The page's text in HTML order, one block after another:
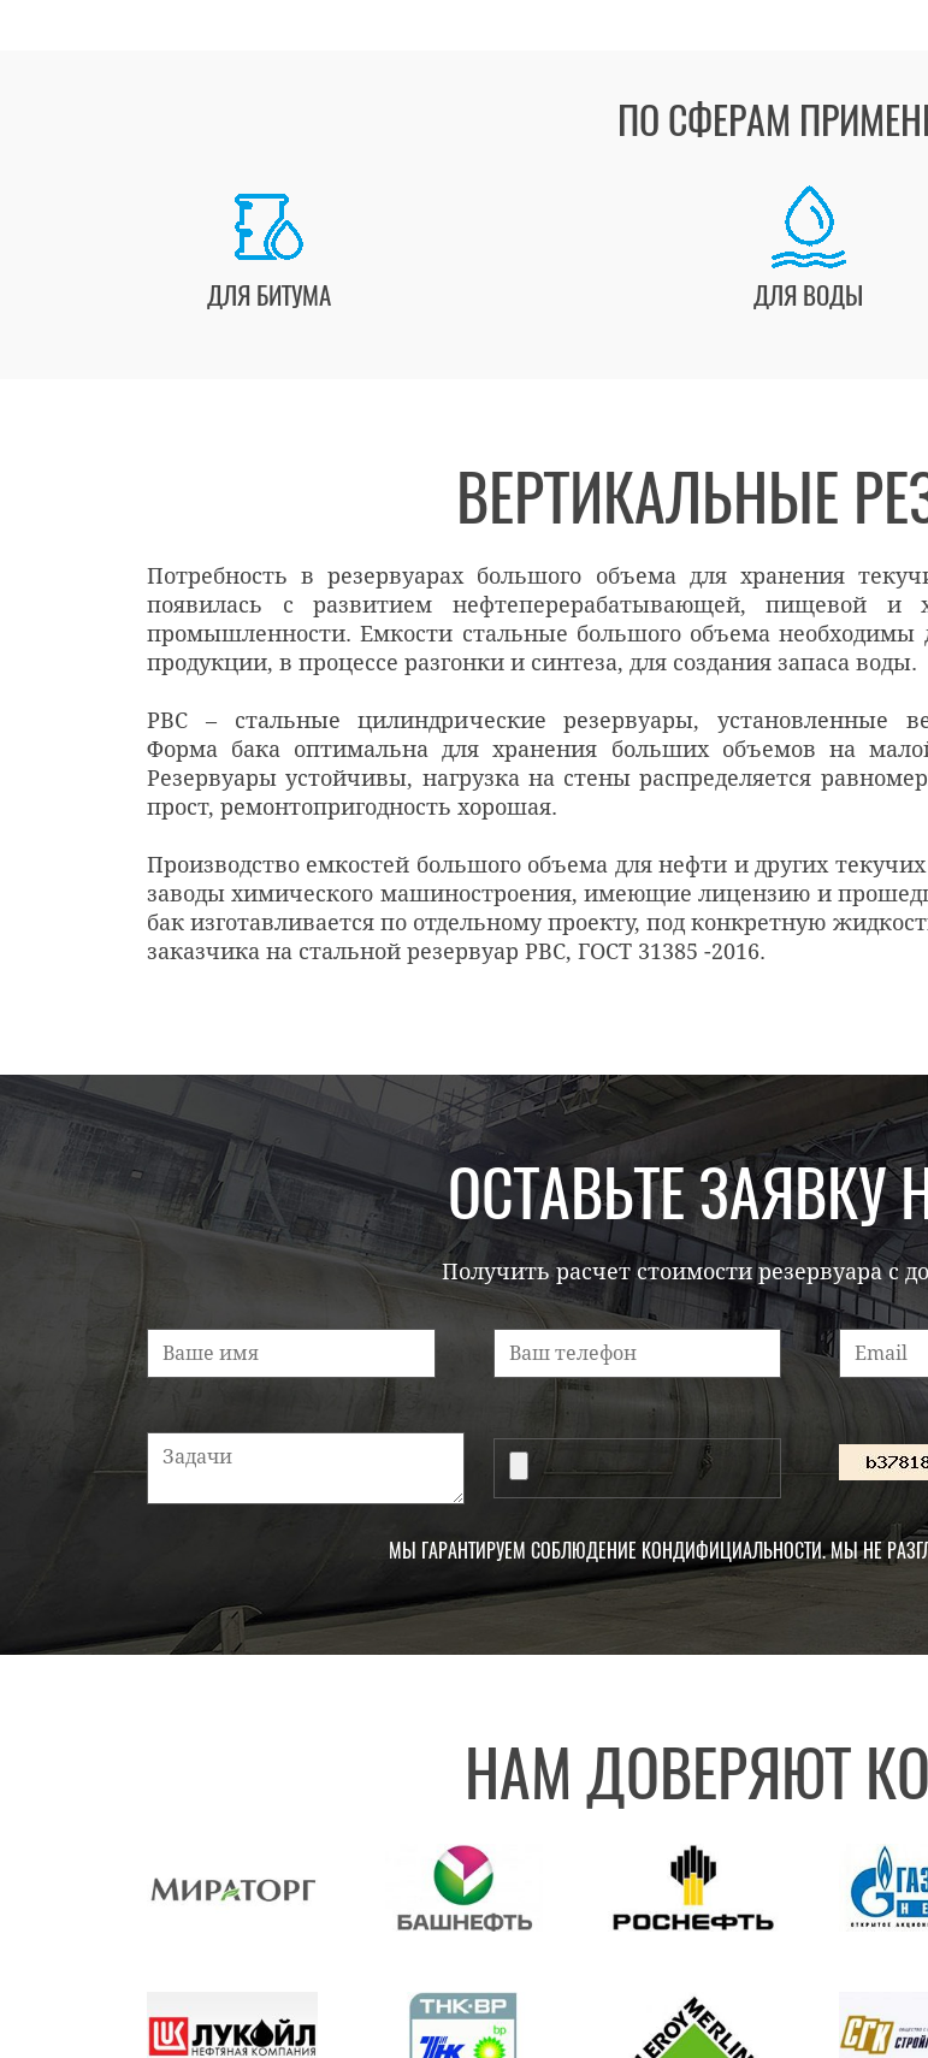
ПО СФЕРАМ
ДЛЯ БИТУМА ДЛЯ ВОДЫ
ВЕРТИКАЛЬНЫЕ
Потребность в резервуарах большого объема для хранения
появилась с развитием нефтеперерабатывающей, пищевой и
промышленности. Емкости стальные большого объема необходимы
продукции, в процессе разгонки и синтеза, для создания запаса воды.
РВС – стальные цилиндрические резервуары, установленные
Форма бака оптимальна для хранения больших объемов на
Резервуары устойчивы, нагрузка на стены распределяется
прост, ремонтопригодность хорошая.
Производство емкостей большого объема для нефти и других
заводы химического машиностроения, имеющие лицензию и
бак изготавливается по отдельному проекту, под конкретную
заказчика на стальной резервуар РВС, ГОСТ 31385 -2016.
ОСТАВЬТЕ ЗАЯВКУ
Получить расчет стоимости резервуара с
МЫ ГАРАНТИРУЕМ СОБЛЮДЕНИЕ КОНДИФИЦИАЛЬНОСТИ. МЫ НЕ
НАМ ДОВЕРЯЮТ